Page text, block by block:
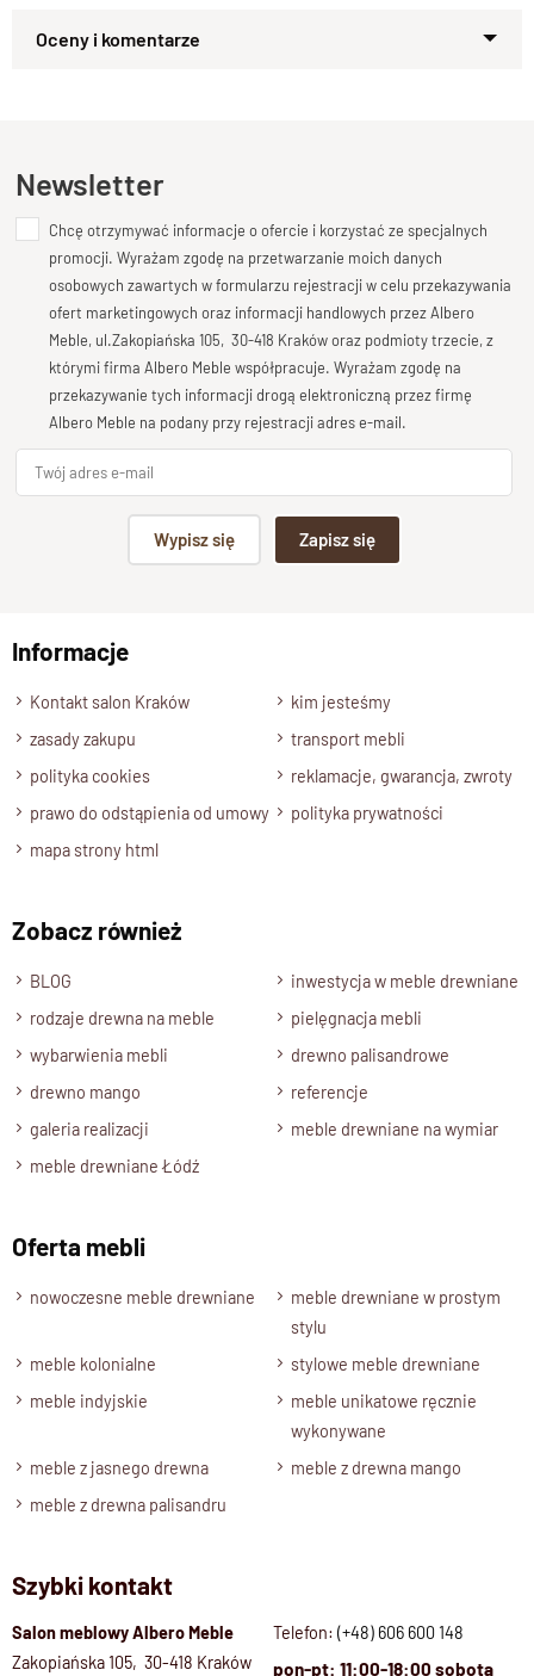
Drewno Palisandrowe 100%
Meble drewniane nowoczesne
Długość
80 cm
Wysokość
Głębokość
40 cm
Stan produktu
Zmontowany, wolnostojący
Zapytaj o produkt
Dodaj opinię o produkcie
Twoja ocena
Bardzo dobry
Twoja opinia o produkcie
Podpis
Wyślij opinię
Newsletter
Chcę otrzymywać informacje o ofercie i korzystać ze specjalnych
promocji. Wyrażam zgodę na przetwarzanie moich danych
osobowych zawartych w formularzu rejestracji w celu przekazywania
ofert marketingowych oraz informacji handlowych przez Albero
Meble, ul.Zakopiańska 105, 30-418 Kraków oraz podmioty trzecie, z
którymi firma Albero Meble współpracuje. Wyrażam zgodę na
przekazywanie tych informacji drogą elektroniczną przez firmę
Albero Meble na podany przy rejestracji adres e-mail.
Wypisz się Zapisz się
Informacje
Kontakt salon Kraków
kim jesteśmy
zasady zakupu
transport mebli
polityka cookies
reklamacje, gwarancja, zwroty
prawo do odstąpienia od umowy
polityka prywatności
mapa strony html
Zobacz również
BLOG
inwestycja w meble drewniane
rodzaje drewna na meble
pielęgnacja mebli
wybarwienia mebli
drewno palisandrowe
drewno mango
referencje
galeria realizacji
meble drewniane na wymiar
meble drewniane Łódź
Oferta mebli
nowoczesne meble drewniane
meble drewniane w prostym
stylu
meble kolonialne
stylowe meble drewniane
meble indyjskie
meble unikatowe ręcznie
wykonywane
meble z jasnego drewna
meble z drewna mango
meble z drewna palisandru
Szybki kontakt
Salon meblowy Albero Meble
Zakopiańska 105, 30-418 Kraków
Telefon: (+48) 606 600 148
pon-pt: 11:00-18:00 sobota